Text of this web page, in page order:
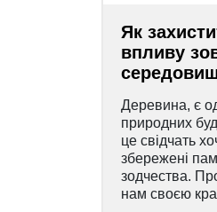
Як
впливу
Деревина, є
природних
це свідчать
збережені
зодчества.
нам своєю